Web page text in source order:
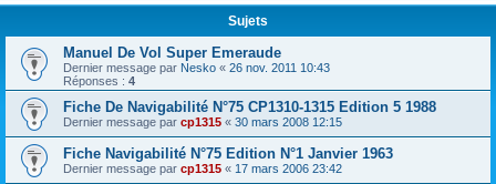
Sujets
Manuel De Vol Super Emeraude
Dernier message par Nesko « 26 nov. 2011 10:43
Réponses : 4
Fiche De Navigabilité N°75 CP1310-1315 Edition 5 1988
Dernier message par cp1315 « 30 mars 2008 12:15
Fiche Navigabilité N°75 Edition N°1 Janvier 1963
Dernier message par cp1315 « 17 mars 2006 23:42